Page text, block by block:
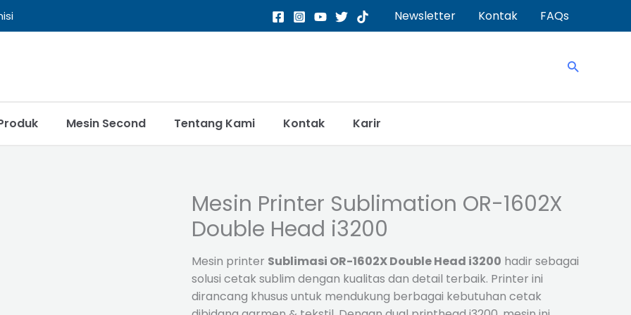
Newsletter Kontak FAQs
Search
Mesin Second Tentang Kami Kontak Karir
Mesin Printer Sublimation OR-1602X
Double Head i3200
Mesin printer Sublimasi OR-1602X Double Head i3200 hadir sebagai
solusi cetak sublim dengan kualitas dan detail terbaik. Printer ini
dirancang khusus untuk mendukung berbagai kebutuhan cetak